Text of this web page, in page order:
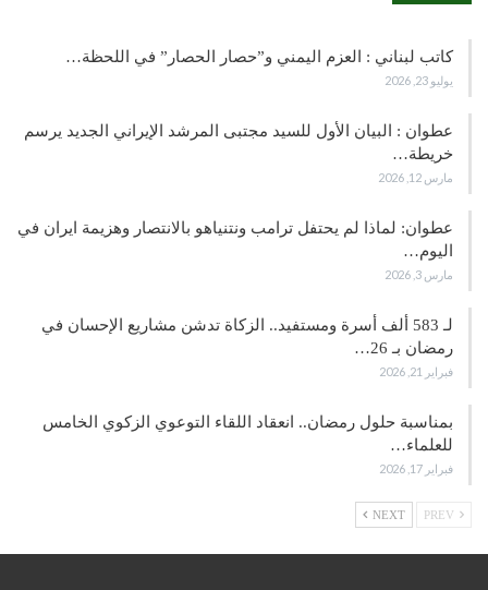
كاتب لبناني : العزم اليمني و”حصار الحصار” في اللحظة…
يوليو 23, 2026
عطوان : البيان الأول للسيد مجتبى المرشد الإيراني الجديد يرسم
خريطة…
مارس 12, 2026
عطوان: لماذا لم يحتفل ترامب ونتنياهو بالانتصار وهزيمة ايران في
اليوم…
مارس 3, 2026
لـ 583 ألف أسرة ومستفيد.. الزكاة تدشن مشاريع الإحسان في
رمضان بـ 26…
فبراير 21, 2026
بمناسبة حلول رمضان.. انعقاد اللقاء التوعوي الزكوي الخامس
للعلماء…
فبراير 17, 2026
NEXT